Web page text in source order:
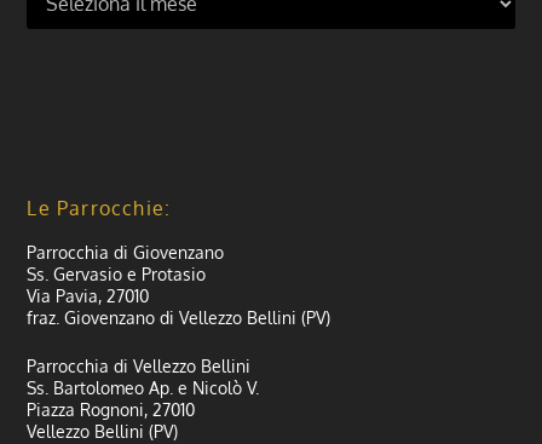
Le Parrocchie:
Parrocchia di Giovenzano
Ss. Gervasio e Protasio
Via Pavia, 27010
fraz. Giovenzano di Vellezzo Bellini (PV)
Parrocchia di Vellezzo Bellini
Ss. Bartolomeo Ap. e Nicolò V.
Piazza Rognoni, 27010
Vellezzo Bellini (PV)